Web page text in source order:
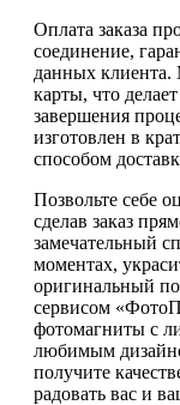
Оплата заказа
соединение,
данных
карты, что
завершения
изготовлен в
способом
Позвольте себе
сделав заказ
замечательный
моментах,
оригинальный
сервисом
фотомагниты с
любимым
получите
радовать вас и